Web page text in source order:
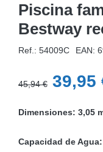
Piscina
Bestway
Ref.: 54009C EAN:
45,94€ El
era:
39,95
Dimensiones: 3,05
Capacidad de Agua: